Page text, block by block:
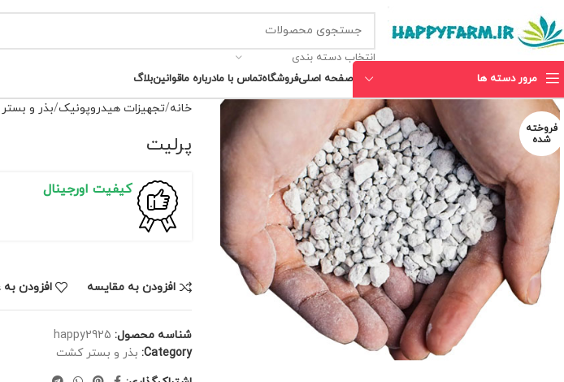
انتخاب دسته بندی
مرور دسته ها صفحه اصلیفروشگاهتماس با مادرباره ماقوانینبلاگ
فروخته
شده
خانه تجهیزات هیدروپونیک بذر و
پرلیت
کیفیت اورجینال
افزودن به مقایسه افزودن
شناسه محصول: happy2925
Category: بذر و بستر کشت